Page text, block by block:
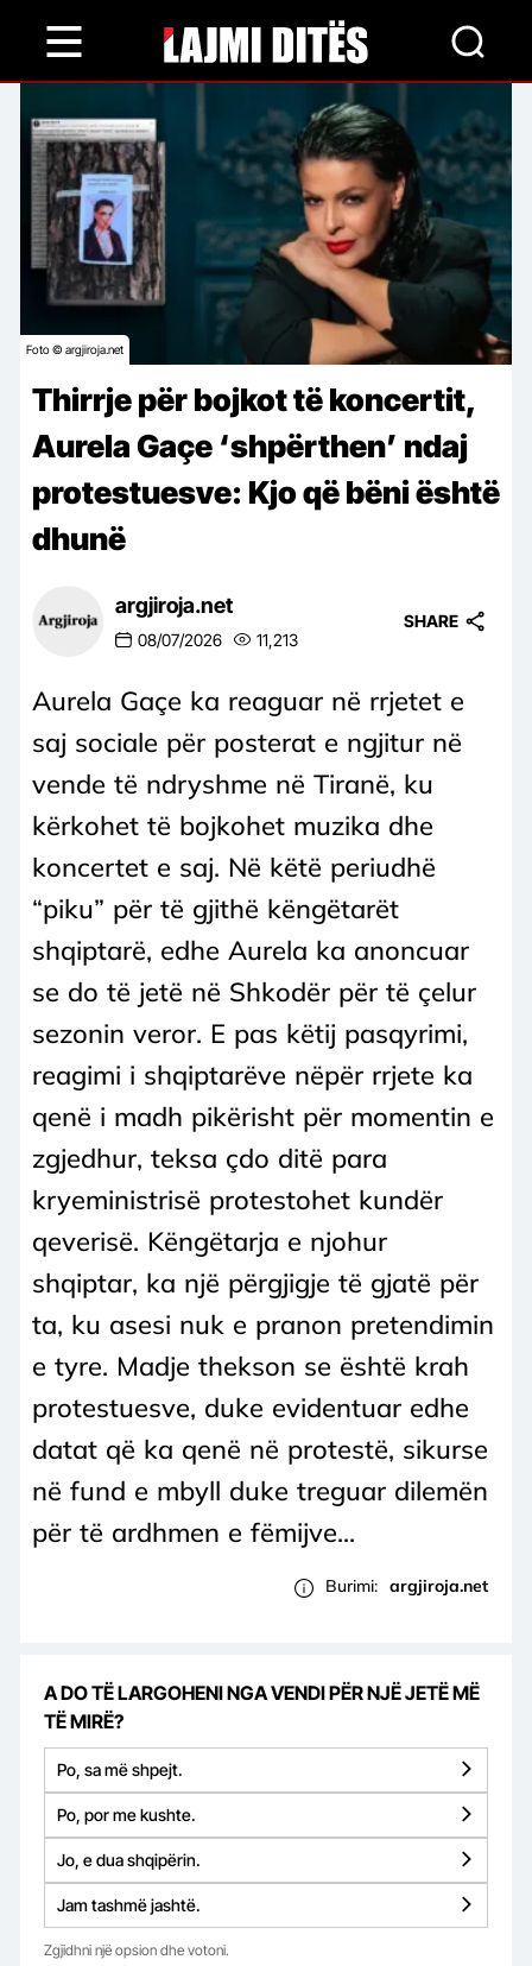
content
Foto © argjiroja.net
Thirrje për bojkot të koncertit,
Aurela Gaçe ‘shpërthen’ ndaj
protestuesve: Kjo që bëni është
dhunë
argjiroja.net
08/07/2026 11,213
SHARE
Aurela Gaçe ka reaguar në rrjetet e
saj sociale për posterat e ngjitur në
vende të ndryshme në Tiranë, ku
kërkohet të bojkohet muzika dhe
koncertet e saj. Në këtë periudhë
“piku” për të gjithë këngëtarët
shqiptarë, edhe Aurela ka anoncuar
se do të jetë në Shkodër për të çelur
sezonin veror. E pas këtij pasqyrimi,
reagimi i shqiptarëve nëpër rrjete ka
qenë i madh pikërisht për momentin e
zgjedhur, teksa çdo ditë para
kryeministrisë protestohet kundër
qeverisë. Këngëtarja e njohur
shqiptar, ka një përgjigje të gjatë për
ta, ku asesi nuk e pranon pretendimin
e tyre. Madje thekson se është krah
protestuesve, duke evidentuar edhe
datat që ka qenë në protestë, sikurse
në fund e mbyll duke treguar dilemën
për të ardhmen e fëmijve...
Burimi: argjiroja.net
A DO TË LARGOHENI NGA VENDI PËR NJË JETË MË
TË MIRË?
Po, sa më shpejt.
Po, por me kushte.
Jo, e dua shqipërin.
Jam tashmë jashtë.
Zgjidhni një opsion dhe votoni.